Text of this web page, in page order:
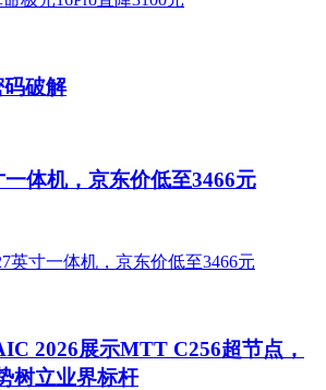
破解
体机，京东价低至3466元
2026展示MTT C256超节点，
树立业界标杆